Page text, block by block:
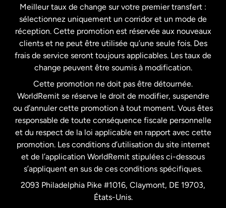
Meilleur taux de change sur votre premier transfert :
sélectionnez uniquement un corridor et un mode de
réception. Cette promotion est réservée aux nouveaux
clients et ne peut être utilisée qu’une seule fois. Des
frais de service seront toujours applicables. Les taux de
change peuvent être soumis à modification.
Cette promotion ne doit pas être détournée.
WorldRemit se réserve le droit de modifier, suspendre
ou d’annuler cette promotion à tout moment. Vous êtes
responsable de toute conséquence fiscale personnelle
et du respect de la loi applicable en rapport avec cette
promotion. Les conditions d’utilisation du site internet
et de l’application WorldRemit stipulées ci-dessous
s’appliquent en sus de ces conditions spécifiques.
2093 Philadelphia Pike #1016, Claymont, DE 19703,
États-Unis.